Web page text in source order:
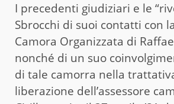
I precedenti giudiziari e le
Sbrocchi di suoi contatti con
Camora Organizzata di
nonché di un suo
di tale camorra nella
liberazione dell’assessore